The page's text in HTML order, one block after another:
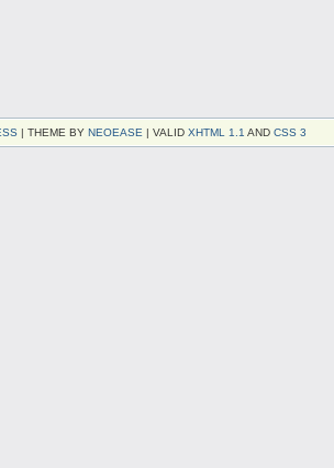
| THEME BY NEOEASE | VALID XHTML 1.1 AND CSS 3